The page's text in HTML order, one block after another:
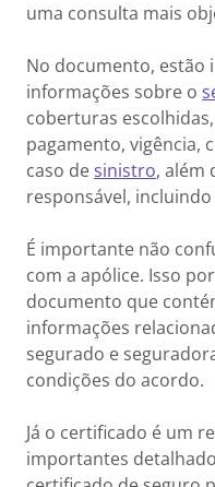
uma consulta mais
No documento, estão
informações sobre o
coberturas
pagamento, vigência,
caso desinistro, além
responsável,
É importante não
com a apólice. Isso
documento que
informações
segurado e
condições do acordo.
Já o certificado é um
importantes